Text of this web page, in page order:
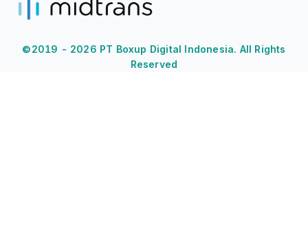
©2019 - 2026 PT Boxup Digital Indonesia. All Rights
Reserved